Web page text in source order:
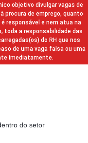
objetivo divulgar vagas de
procura de emprego, quanto
responsável e nem atua na
toda a responsabilidade das
do RH que nos
de uma vaga falsa ou uma
imediatamente.
do setor